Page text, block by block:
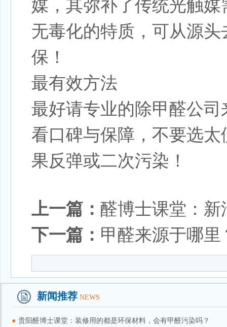
媒，其弥补了传统光触
无毒化的特质，可从源
保！
最有效方法
最好请专业的除甲醛公
看口碑与保障，不要选
果反弹或二次污染！
上一篇： 醛博士课堂：
下一篇： 甲醛来源于哪
新闻推荐 NEWS
● 贵阳醛博士课堂：装修用的都是环保材料，会有甲醛污染吗？